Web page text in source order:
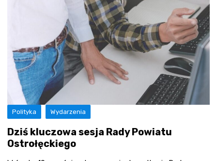
Polityka Wydarzenia
Dziś kluczowa sesja Rady Powiatu
Ostrołęckiego